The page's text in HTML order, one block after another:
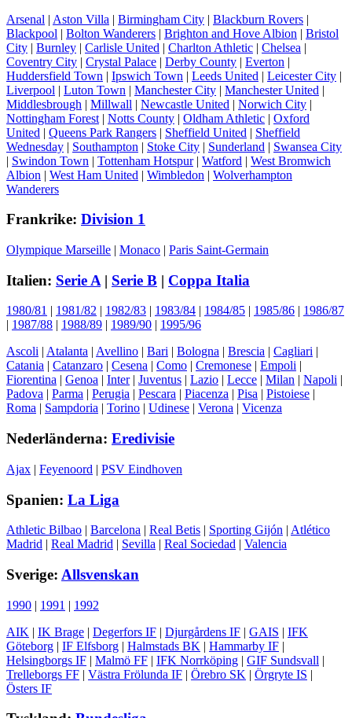
Arsenal | Aston Villa | Birmingham City | Blackburn Rovers |
Blackpool | Bolton Wanderers | Brighton and Hove Albion | Bristol
City | Burnley | Carlisle United | Charlton Athletic | Chelsea |
Coventry City | Crystal Palace | Derby County | Everton |
Huddersfield Town | Ipswich Town | Leeds United | Leicester City |
Liverpool | Luton Town | Manchester City | Manchester United |
Middlesbrough | Millwall | Newcastle United | Norwich City |
Nottingham Forest | Notts County | Oldham Athletic | Oxford
United | Queens Park Rangers | Sheffield United | Sheffield
Wednesday | Southampton | Stoke City | Sunderland | Swansea City
| Swindon Town | Tottenham Hotspur| Watford | West Bromwich
Albion | West Ham United | Wimbledon | Wolverhampton
Wanderers
Frankrike: Division 1
Olympique Marseille | Monaco | Paris Saint-Germain
Italien: Serie A | Serie B | Coppa Italia
1980/81 | 1981/82 | 1982/83 | 1983/84 | 1984/85 | 1985/86 | 1986/87
| 1987/88 | 1988/89 | 1989/90 | 1995/96
Ascoli | Atalanta | Avellino | Bari | Bologna | Brescia | Cagliari |
Catania | Catanzaro | Cesena | Como | Cremonese | Empoli |
Fiorentina | Genoa | Inter| Juventus | Lazio | Lecce | Milan | Napoli |
Padova | Parma | Perugia | Pescara | Piacenza | Pisa | Pistoiese |
Roma | Sampdoria | Torino | Udinese | Verona | Vicenza
Nederländerna: Eredivisie
Ajax | Feyenoord | PSV Eindhoven
Spanien: La Liga
Athletic Bilbao | Barcelona | Real Betis | Sporting Gijón | Atlético
Madrid | Real Madrid | Sevilla | Real Sociedad | Valencia
Sverige: Allsvenskan
1990 | 1991 | 1992
AIK | IK Brage | Degerfors IF | Djurgårdens IF | GAIS | IFK
Göteborg | IF Elfsborg | Halmstads BK | Hammarby IF |
Helsingborgs IF | Malmö FF | IFK Norrköping | GIF Sundsvall |
Trelleborgs FF | Västra Frölunda IF | Örebro SK | Örgryte IS |
Östers IF